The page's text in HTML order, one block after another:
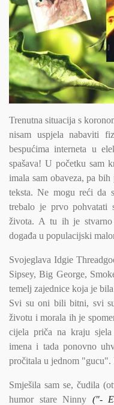
Trenutna situacija s
nisam uspjela nabaviti
bespućima interneta u
spašava! U početku sam
imala sam obaveza, pa
teksta. Ne mogu reći da
trebalo je prvo pohvatati
života. A tu ih je
događa u populacijski
Svojeglava Idgie
Sipsey, Big George,
temelj zajednice koja je
Svi su oni bili bitni, svi
životu i morala ih je
cijela priča na kraju
imena i tada ponovno
pročitala u jednom
Smješila sam se, čudila
humor stare Ninny ("-